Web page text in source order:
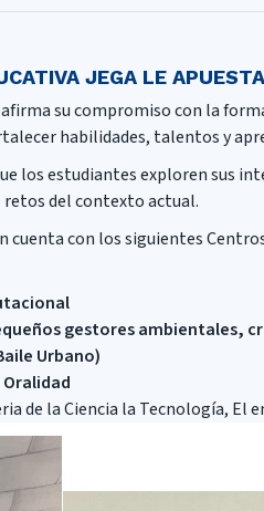
JEGA LE
su compromiso con la
habilidades, talentos y
los estudiantes exploren sus
retos del contexto actual.
con los siguientes
gestores ambientales,
Urbano)
de la Ciencia la Tecnología, El